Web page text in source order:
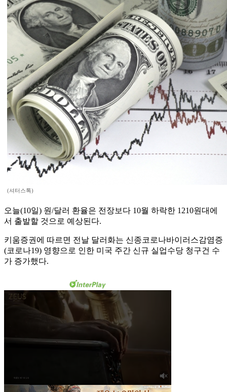
(셔터스톡)
오늘(10일) 원/달러 환율은 전장보다 10월 하락한 1210원대에
서 출발할 것으로 예상된다.
키움증권에 따르면 전날 달러화는 신종코로나바이러스감염증
(코로나19) 영향으로 인한 미국 주간 신규 실업수당 청구건 수
가 증가했다.